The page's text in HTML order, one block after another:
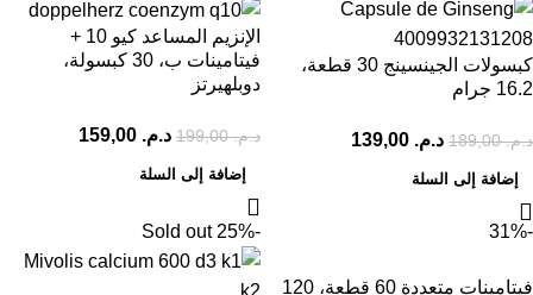
كبسولات الجينسينج 30 قطعة،
16.2 جرام
د.م.189,00 د.م.
إضافة إلى السلة
الإنزيم المساعد كيو 10 +
فيتامينات ب، 30 كبسولة،
دوبلهيرتز
د.م.199,00 د.م.
إضافة إلى السلة
-31%
فيتامينات متعددة 60 قطعة، 120
-25%
Sold out